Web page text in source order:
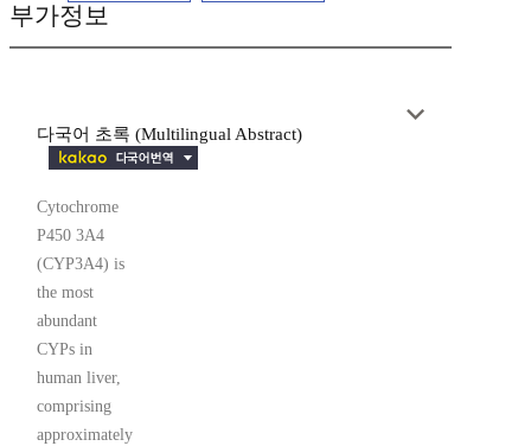
부가정보
다국어 초록 (Multilingual Abstract)
Cytochrome
P450 3A4
(CYP3A4) is
the most
abundant
CYPs in
human liver,
comprising
approximately